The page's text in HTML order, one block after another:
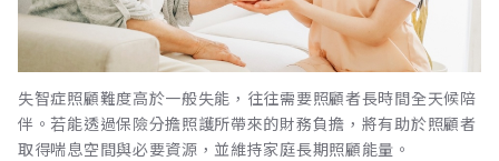
失智症照顧難度高於一般失能，往往需要照顧者長時間全天候陪
伴。若能透過保險分擔照護所帶來的財務負擔，將有助於照顧者
取得喘息空間與必要資源，並維持家庭長期照顧能量。